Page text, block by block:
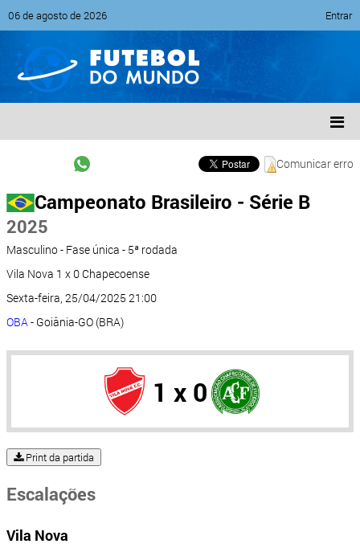
06 de agosto de 2026 Entrar
Comunicar erro
Campeonato Brasileiro - Série B
2025
Masculino - Fase única - 5ª rodada
Vila Nova 1 x 0 Chapecoense
Sexta-feira, 25/04/2025 21:00
OBA- Goiânia-GO (BRA)
1 x 0
Print da partida
Escalações
Vila Nova